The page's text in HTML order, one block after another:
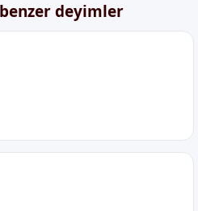
deyimler